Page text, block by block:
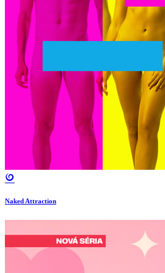
Naked Attraction